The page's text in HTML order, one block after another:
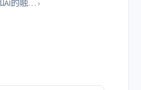
AI的融… ›